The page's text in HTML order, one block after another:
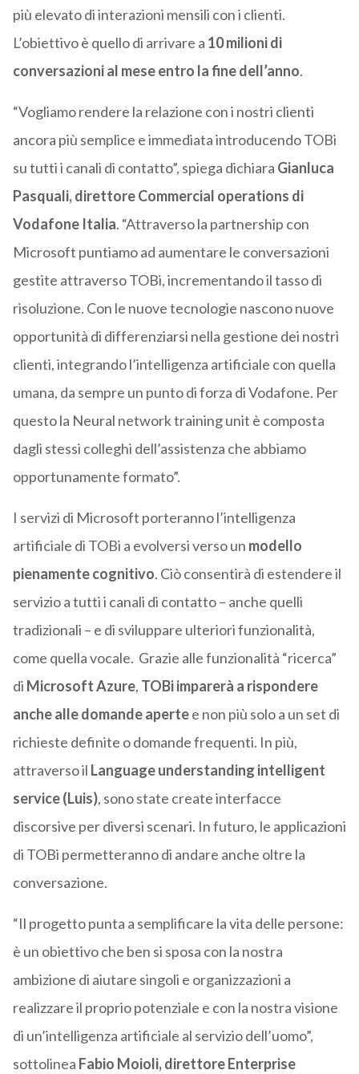
più elevato di interazioni mensili con i clienti.
L’obiettivo è quello di arrivare a 10 milioni di
conversazioni al mese entro la fine dell’anno.
“Vogliamo rendere la relazione con i nostri clienti
ancora più semplice e immediata introducendo TOBi
su tutti i canali di contatto”, spiega dichiara Gianluca
Pasquali, direttore Commercial operations di
Vodafone Italia. “Attraverso la partnership con
Microsoft puntiamo ad aumentare le conversazioni
gestite attraverso TOBi, incrementando il tasso di
risoluzione. Con le nuove tecnologie nascono nuove
opportunità di differenziarsi nella gestione dei nostri
clienti, integrando l’intelligenza artificiale con quella
umana, da sempre un punto di forza di Vodafone. Per
questo la Neural network training unit è composta
dagli stessi colleghi dell’assistenza che abbiamo
opportunamente formato”.
I servizi di Microsoft porteranno l’intelligenza
artificiale di TOBi a evolversi verso un modello
pienamente cognitivo. Ciò consentirà di estendere il
servizio a tutti i canali di contatto – anche quelli
tradizionali – e di sviluppare ulteriori funzionalità,
come quella vocale. Grazie alle funzionalità “ricerca”
di Microsoft Azure, TOBi imparerà a rispondere
anche alle domande apertee non più solo a un set di
richieste definite o domande frequenti. In più,
attraverso il Language understanding intelligent
service (Luis), sono state create interfacce
discorsive per diversi scenari. In futuro, le applicazioni
di TOBi permetteranno di andare anche oltre la
conversazione.
“Il progetto punta a semplificare la vita delle persone:
è un obiettivo che ben si sposa con la nostra
ambizione di aiutare singoli e organizzazioni a
realizzare il proprio potenziale e con la nostra visione
di un’intelligenza artificiale al servizio dell’uomo”,
sottolinea Fabio Moioli, direttore Enterprise